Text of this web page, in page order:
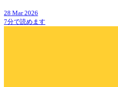
28 Mar 2026
7分で読めます